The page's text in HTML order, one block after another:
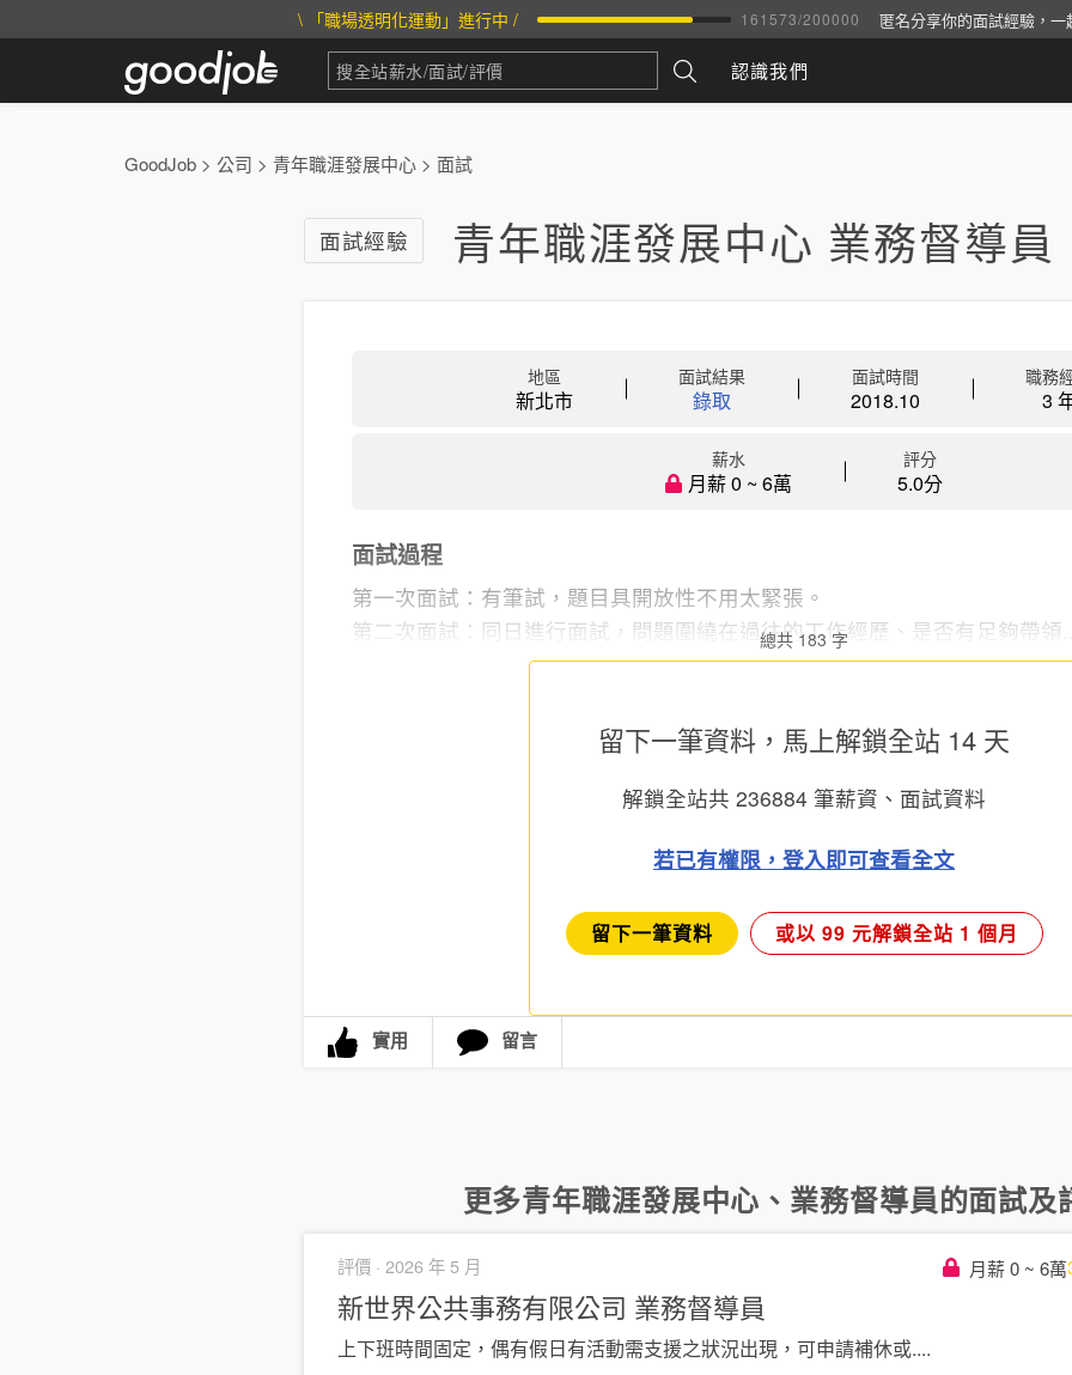
\ 「職場透明化運動」進行中 / 161573/200000 匿名分享你的面試經驗，
認識我們
GoodJob > 公司 > 青年職涯發展中心 > 面試
面試經驗 青年職涯發展中心 業務督導員
地區
新北市
面試結果
錄取
面試時間
2018.10
職務
3
薪水
月薪 0 ~ 6萬
評分
5.0分
面試過程
第一次面試：有筆試，題目具開放性不用太緊張。
第二次面試：同日進行面試，問題圍繞在過往的工作經歷、是否有足夠帶領
總共 183 字
留下一筆資料，馬上解鎖全站 14 天
解鎖全站共 236884 筆薪資、面試資料
若已有權限，登入即可查看全文
留下一筆資料 或以 99 元解鎖全站 1 個月
實用 留言
更多青年職涯發展中心 、 業務督導員的面試及
評價 · 2026 年 5 月 月薪 0 ~ 6萬
新世界公共事務有限公司 業務督導員
上下班時間固定，偶有假日有活動需支援之狀況出現，可申請補休或....